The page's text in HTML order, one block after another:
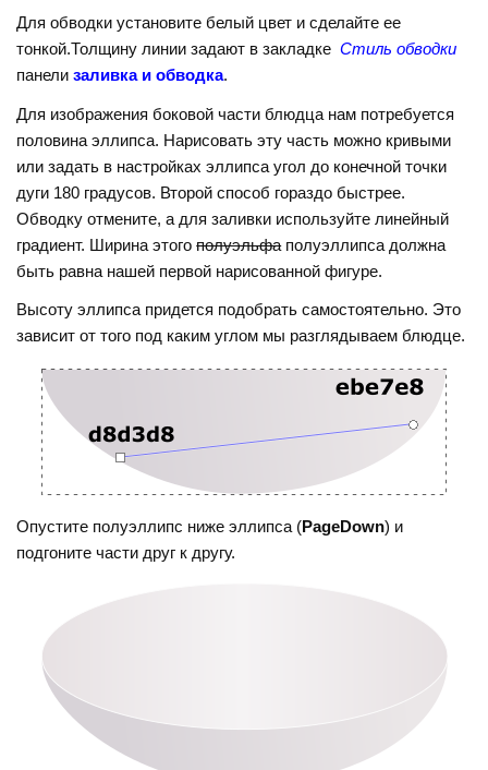
Для обводки установите белый цвет и сделайте ее
тонкой.Толщину линии задают в закладкеСтиль обводки
панелизаливка и обводка.
Для изображения боковой части блюдца нам потребуется
половина эллипса. Нарисовать эту часть можно кривыми
или задать в настройках эллипса угол до конечной точки
дуги 180 градусов. Второй способ гораздо быстрее.
Обводку отмените, а для заливки используйте линейный
градиент. Ширина этогополуэльфаполуэллипса должна
быть равна нашей первой нарисованной фигуре.
Высоту эллипса придется подобрать самостоятельно. Это
зависит от того под каким углом мы разглядываем блюдце.
Опустите полуэллипс ниже эллипса (PageDown) и
подгоните части друг к другу.